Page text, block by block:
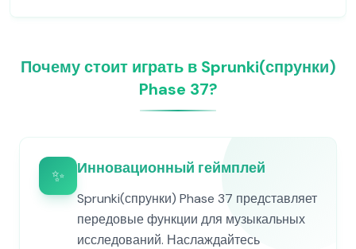
Почему стоит играть в Sprunki(спрунки)
Phase 37?
✨ Инновационный геймплей
Sprunki(спрунки) Phase 37 представляет
передовые функции для музыкальных
исследований. Наслаждайтесь